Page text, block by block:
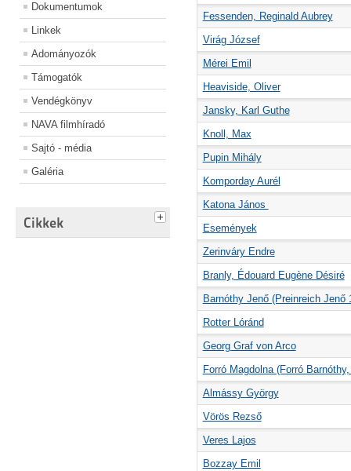
Dokumentumok
Linkek
Adományozók
Támogatók
Vendégkönyv
NAVA filmhíradó
Sajtó - média
Galéria
Cikkek
Fessenden, Reginald Aubrey
Virág József
Mérei Emil
Heaviside, Oliver
Jansky, Karl Guthe
Knoll, Max
Pupin Mihály
Komporday Aurél
Katona János
Események
Zerinváry Endre
Branly, Édouard Eugène Désiré
Barnóthy Jenő (Preinreich Jenő
Rotter Lóránd
Georg Graf von Arco
Forró Magdolna (Forró
Almássy György
Vörös Rezső
Veres Lajos
Bozzay Emil